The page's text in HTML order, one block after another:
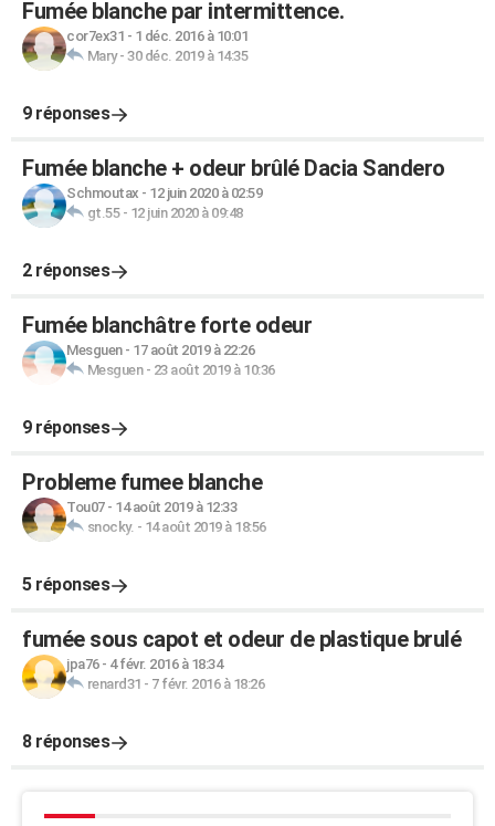
Fumée blanche par intermittence.
cor7ex31 - 1 déc. 2016 à 10:01
Mary- 30 déc. 2019 à 14:35
9 réponses
Fumée blanche + odeur brûlé Dacia Sandero
Schmoutax - 12 juin 2020 à 02:59
gt.55- 12 juin 2020 à 09:48
2 réponses
Fumée blanchâtre forte odeur
Mesguen- 17 août 2019 à 22:26
Mesguen- 23 août 2019 à 10:36
9 réponses
Probleme fumee blanche
Tou07- 14 août 2019 à 12:33
snocky. - 14 août 2019 à 18:56
5 réponses
fumée sous capot et odeur de plastique brulé
jpa76- 4 févr. 2016 à 18:34
renard31 - 7 févr. 2016 à 18:26
8 réponses